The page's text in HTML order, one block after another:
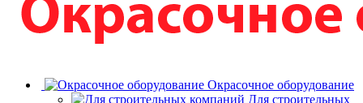
Окрасочное оборудование
Для строительных